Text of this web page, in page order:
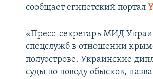
сообщает египетский портал
«Пресс-секретарь МИД
спецслужб в отношении
полуострове. Украинские
суды по поводу обысков,